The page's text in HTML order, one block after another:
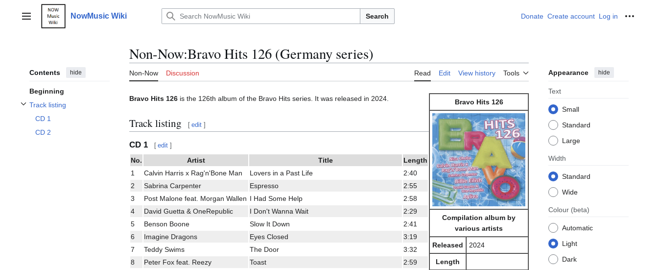
contentMain menu NowMusic Wiki Search Donate Create account Log in
Contents hide
Beginning
Track listing
Toggle Track listing subsection
CD 1
CD 2
Non-Now:Bravo Hits 126 (Germany series)
Non-Now Discussion Read Edit View history Tools Appearance hide
Text
Small
Standard
Large
Width
Standard
Wide
Colour (beta)
Automatic
Light
Dark
Bravo Hits 126
Compilation album by
various artists
Released 2024
Length
Bravo Hits 126 is the 126th album of the Bravo Hits series. It was released in 2024.
Track listing [ edit ]
CD 1 [ edit ]
No. Artist Title
Length
1
Calvin Harris x Rag'n'Bone Man Lovers in a Past Life
2:40
2
Sabrina Carpenter Espresso
2:55
3
Post Malone feat. Morgan Wallen I Had Some Help
2:58
4
David Guetta & OneRepublic I Don't Wanna Wait
2:29
5
Benson Boone Slow It Down
2:41
6
Imagine Dragons Eyes Closed
3:19
7
Teddy Swims The Door
3:32
8
Peter Fox feat. Reezy Toast
2:59